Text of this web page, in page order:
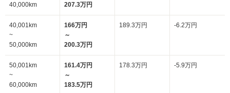
40,000km
207.3万円
40,001km
~
50,000km
166万円
～
200.3万円
189.3万円 -6.2万円
50,001km
~
60,000km
161.4万円
～
183.5万円
178.3万円 -5.9万円